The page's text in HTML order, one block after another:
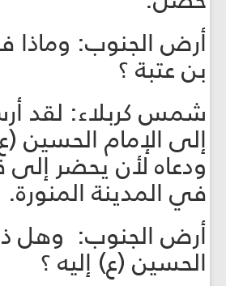
أرض الجنوب: وماذا
بن عتبة ؟
شمس كربلاء: لقد
إلى الإمام الحسين
ودعاه لأن يحضر إلى
في المدينة المنورة.
أرض الجنوب: وهل
الحسين (ع) إليه ؟